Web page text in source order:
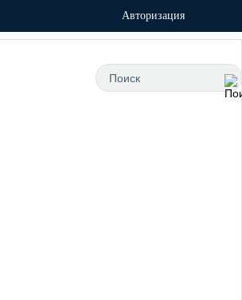
Авторизация